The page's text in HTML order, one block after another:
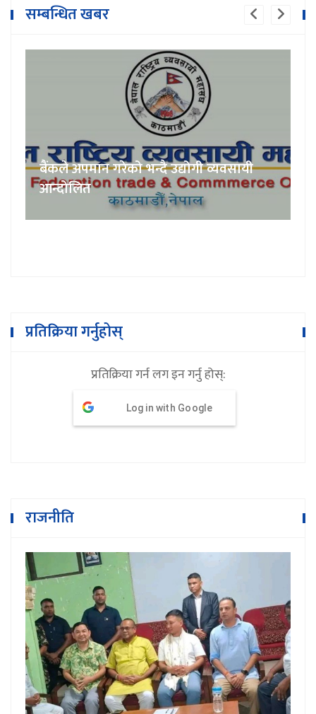
सम्बन्धित खबर
बैंकले अपमान गरेको भन्दै उद्योगी व्यवसायी
आन्दोलित
प्रतिक्रिया गर्नुहोस्
प्रतिक्रिया गर्न लग इन गर्नु होस्:
Log in with Google
राजनीति